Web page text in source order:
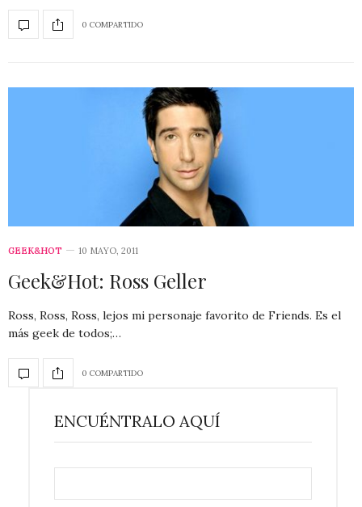
0 COMPARTIDO
GEEK&HOT 10 MAYO, 2011
Geek&Hot: Ross Geller
Ross, Ross, Ross, lejos mi personaje favorito de Friends. Es el
más geek de todos;…
0 COMPARTIDO
ENCUÉNTRALO AQUÍ